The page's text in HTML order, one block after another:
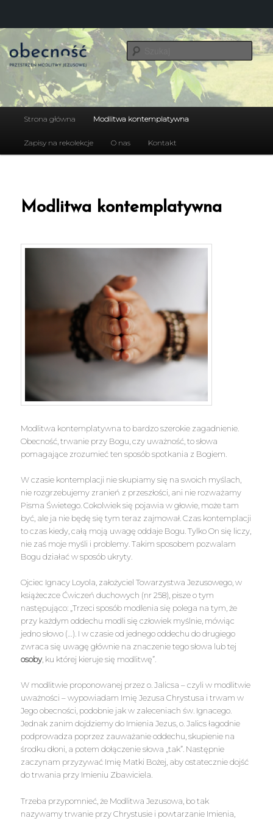
Przeskocz
do
tekstu
Obecność. Przestrzeń modlitwy
Jezusowej
Strona główna Modlitwa kontemplatywna
Zapisy na rekolekcje O nas Kontakt
Modlitwa kontemplatywna
Modlitwa kontemplatywna to bardzo szerokie zagadnienie.
Obecność, trwanie przy Bogu, czy uważność, to słowa
pomagające zrozumieć ten sposób spotkania z Bogiem.
W czasie kontemplacji nie skupiamy się na swoich myślach,
nie rozgrzebujemy zranień z przeszłości, ani nie rozważamy
Pisma Świetego. Cokolwiek się pojawia w głowie, może tam
być, ale ja nie będę się tym teraz zajmował. Czas kontemplacji
to czas kiedy, całą moją uwagę oddaje Bogu. Tylko On się liczy,
nie zaś moje myśli i problemy. Takim sposobem pozwalam
Bogu działać w sposób ukryty.
Ojciec Ignacy Loyola, założyciel Towarzystwa Jezusowego, w
książeczce Ćwiczeń duchowych (nr 258), pisze o tym
następująco: „Trzeci sposób modlenia się polega na tym, że
przy każdym oddechu modli się człowiek myślnie, mówiąc
jedno słowo (…). I w czasie od jednego oddechu do drugiego
zwraca się uwagę głównie na znaczenie tego słowa lub tej
osoby, ku której kieruje się modlitwę”.
W modlitwie proponowanej przez o. Jalicsa – czyli w modlitwie
uważności – wypowiadam Imię Jezusa Chrystusa i trwam w
Jego obecności, podobnie jak w zaleceniach św. Ignacego.
Jednak zanim dojdziemy do Imienia Jezus, o. Jalics łagodnie
podprowadza poprzez zauważanie oddechu, skupienie na
środku dłoni, a potem dołączenie słowa „tak”. Następnie
zaczynam przyzywać Imię Matki Bożej, aby ostatecznie dojść
do trwania przy Imieniu Zbawiciela.
Trzeba przypomnieć, że Modlitwa Jezusowa, bo tak
nazywamy trwanie przy Chrystusie i powtarzanie Imienia,